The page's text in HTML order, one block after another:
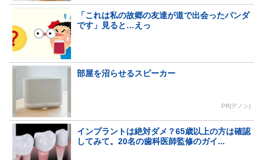
「これは私の故郷の友達が道で出会ったパンダ
です」見ると…えっ
部屋を沼らせるスピーカー
PR(デノン)
インプラントは絶対ダメ？65歳以上の方は確認
してみて。20名の歯科医師監修のガイ...